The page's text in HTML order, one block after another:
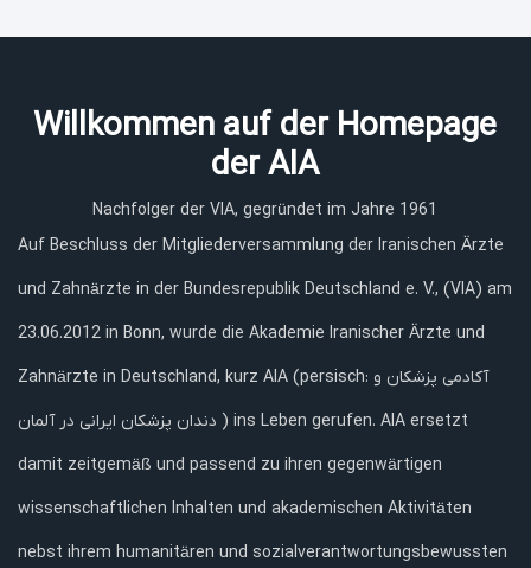
Willkommen auf der Homepage
der AIA
Nachfolger der VIA, gegründet im Jahre 1961
Auf Beschluss der Mitgliederversammlung der Iranischen Ärzte
und Zahnärzte in der Bundesrepublik Deutschland e. V., (VIA) am
23.06.2012 in Bonn, wurde die Akademie Iranischer Ärzte und
Zahnärzte in Deutschland, kurz AIA (persisch: آکادمی پزشکان و
دندان پزشکان ایرانی‌ در آلمان ) ins Leben gerufen. AIA ersetzt
damit zeitgemäß und passend zu ihren gegenwärtigen
wissenschaftlichen Inhalten und akademischen Aktivitäten
nebst ihrem humanitären und sozialverantwortungsbewussten